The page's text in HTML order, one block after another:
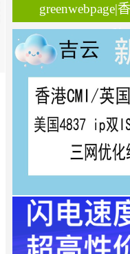
greenwebpage|